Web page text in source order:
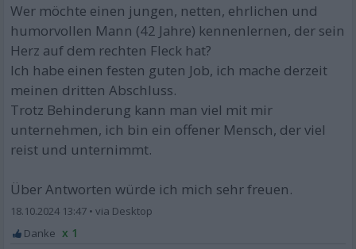
Wer möchte einen jungen, netten, ehrlichen und
humorvollen Mann (42 Jahre) kennenlernen, der sein
Herz auf dem rechten Fleck hat?
Ich habe einen festen guten Job, ich mache derzeit
meinen dritten Abschluss.
Trotz Behinderung kann man viel mit mir
unternehmen, ich bin ein offener Mensch, der viel
reist und unternimmt.
Über Antworten würde ich mich sehr freuen.
18.10.2024 13:47 •
x 1